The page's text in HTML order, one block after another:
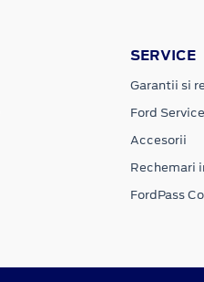
SERVICE
Garantii si
Ford
Accesorii
Rechemari
FordPass